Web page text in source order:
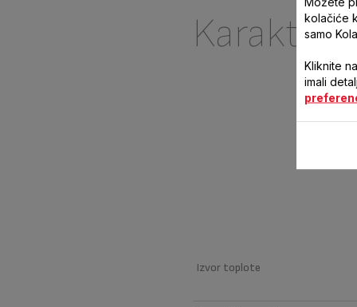
Izvor toplote
kolačiće
samo
Kliknite na
imali